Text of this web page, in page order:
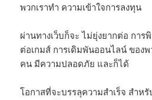
พวกเราทำ ความเข้าใจการลงทุน
ผ่านทางเว็บก็จะ ไม่ยุ่งยากต่อ การ
ต่อเกมส์ การเดิมพันออนไลน์ ของพ
คน มีความปลอดภัย และก็ได้
โอกาสที่จะบรรลุความสำเร็จ สำห